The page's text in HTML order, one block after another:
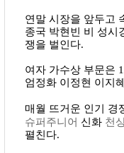
연말 시장을 앞두고
종국 박현빈 비 성시
쟁을 벌인다.
여자 가수상 부문은
엄정화 이정현 이지
매월 뜨거운 인기 경
슈퍼주니어 신화 천
펼친다.